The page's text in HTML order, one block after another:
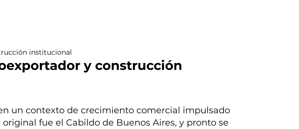
institucional
y construcción
un contexto de crecimiento comercial impulsado
fue el Cabildo de Buenos Aires, y pronto se